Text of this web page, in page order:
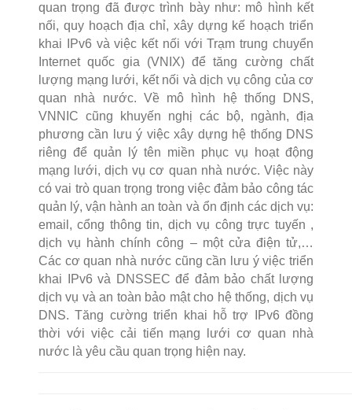
quan trọng đã được trình bày như: mô hình kết
nối, quy hoạch địa chỉ, xây dựng kế hoạch triển
khai IPv6 và việc kết nối với Trạm trung chuyển
Internet quốc gia (VNIX) để tăng cường chất
lượng mạng lưới, kết nối và dịch vụ công của cơ
quan nhà nước. Về mô hình hệ thống DNS,
VNNIC cũng khuyến nghị các bộ, ngành, địa
phương cần lưu ý việc xây dựng hệ thống DNS
riêng để quản lý tên miền phục vụ hoạt động
mạng lưới, dịch vụ cơ quan nhà nước. Việc này
có vai trò quan trọng trong việc đảm bảo công tác
quản lý, vận hành an toàn và ổn định các dịch vụ:
email, cổng thông tin, dịch vụ công trực tuyến ,
dịch vụ hành chính công – một cửa điện tử,…
Các cơ quan nhà nước cũng cần lưu ý việc triển
khai IPv6 và DNSSEC để đảm bảo chất lượng
dịch vụ và an toàn bảo mật cho hệ thống, dịch vụ
DNS. Tăng cường triển khai hỗ trợ IPv6 đồng
thời với việc cải tiến mạng lưới cơ quan nhà
nước là yêu cầu quan trọng hiện nay.